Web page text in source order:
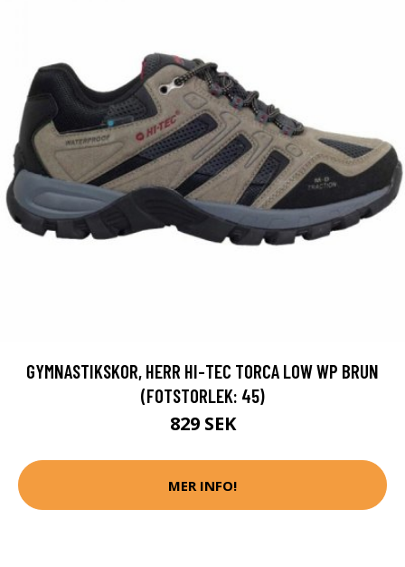
GYMNASTIKSKOR, HERR HI-TEC TORCA LOW WP BRUN
(FOTSTORLEK: 45)
829 SEK
MER INFO!